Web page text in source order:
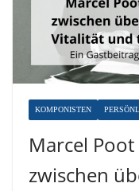
KOMPONISTEN
Marcel
zwischen